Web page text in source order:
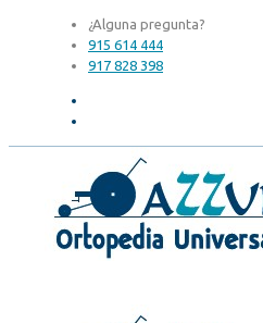
¿Alguna pregunta?
915 614 444
917 828 398